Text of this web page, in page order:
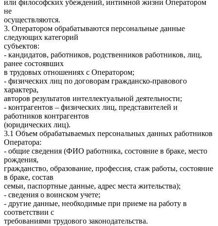
или философских убеждений, интимной жизни Оператором
не
осуществляются.
3. Оператором обрабатываются персональные данные
следующих категорий
субъектов:
- кандидатов, работников, родственников работников, лиц,
ранее состоявших
в трудовых отношениях с Оператором;
- физических лиц по договорам гражданско-правового
характера,
авторов результатов интеллектуальной деятельности;
- контрагентов – физических лиц, представителей и
работников контрагентов
(юридических лиц).
3.1 Объем обрабатываемых персональных данных работников
Оператора:
- общие сведения (ФИО работника, состояние в браке, место
рождения,
гражданство, образование, профессия, стаж работы, состояние
в браке, состав
семьи, паспортные данные, адрес места жительства);
- сведения о воинском учете;
- другие данные, необходимые при приеме на работу в
соответствии с
требованиями трудового законодательства.